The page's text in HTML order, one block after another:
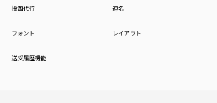
投函代行 連名
フォント レイアウト
送受履歴機能